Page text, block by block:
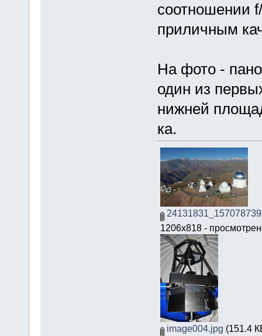
соотношении
приличным
На фото -
один из
нижней
ка.
1206x818 -
image004.jpg (151.4